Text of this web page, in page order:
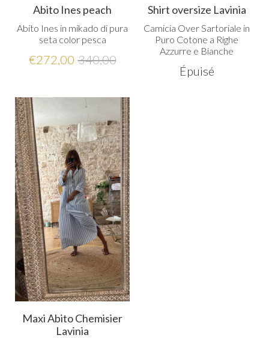
Abito Ines peach
Abito Ines in mikado di pura
seta color pesca
€272,00 340,00
Shirt oversize Lavinia
Camicia Over Sartoriale in
Puro Cotone a Righe
Azzurre e Bianche
Épuisé
Maxi Abito Chemisier
Lavinia